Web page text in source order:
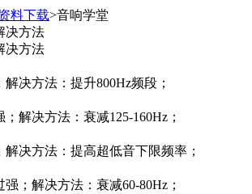
料下载>音响学堂
决方法
决方法
方法：提升800Hz频段；
决方法：衰减125-160Hz；
方法：提高超低音下限频率；
解决方法：衰减60-80Hz；